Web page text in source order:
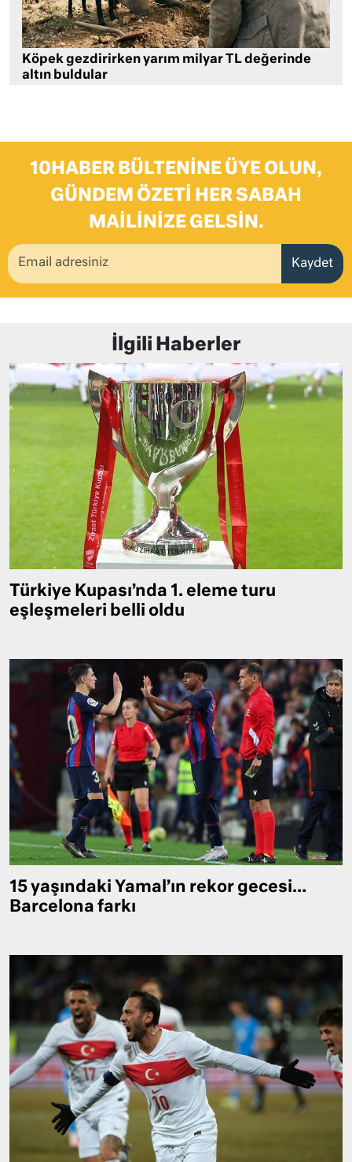
Köpek gezdirirken yarım milyar TL değerinde
altın buldular
10HABER BÜLTENINE ÜYE OLUN,
GÜNDEM ÖZETI HER SABAH
MAILINIZE GELSIN.
Kaydet
İlgili Haberler
Türkiye Kupası’nda 1. eleme turu
eşleşmeleri belli oldu
15 yaşındaki Yamal’ın rekor gecesi…
Barcelona farkı